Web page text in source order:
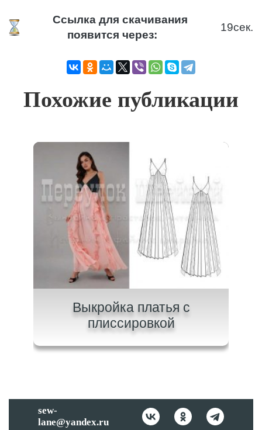
Ссылка для скачивания
появится через:
18сек.
Похожие публикации
Выкройка платья с
плиссировкой
sew-
lane@yandex.ru